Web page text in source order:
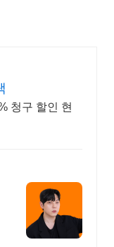
청구 할인 현